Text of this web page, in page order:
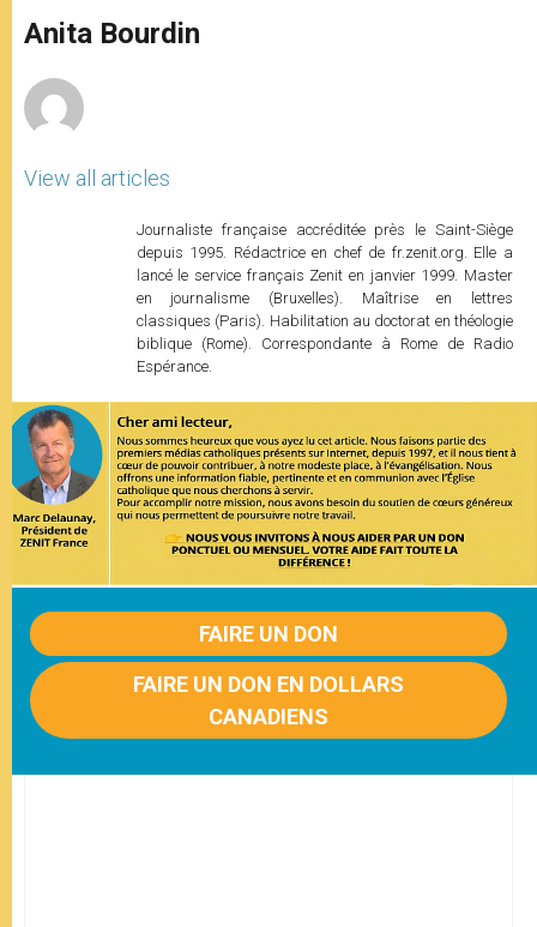
p
p
g
e
o
k
r
Anita Bourdin
View all articles
Journaliste française accréditée près le Saint-Siège
depuis 1995. Rédactrice en chef de fr.zenit.org. Elle a
lancé le service français Zenit en janvier 1999. Master
en journalisme (Bruxelles). Maîtrise en lettres
classiques (Paris). Habilitation au doctorat en théologie
biblique (Rome). Correspondante à Rome de Radio
Espérance.
FAIRE UN DON
FAIRE UN DON EN DOLLARS
CANADIENS